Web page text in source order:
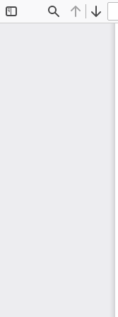
Find Previous
Next